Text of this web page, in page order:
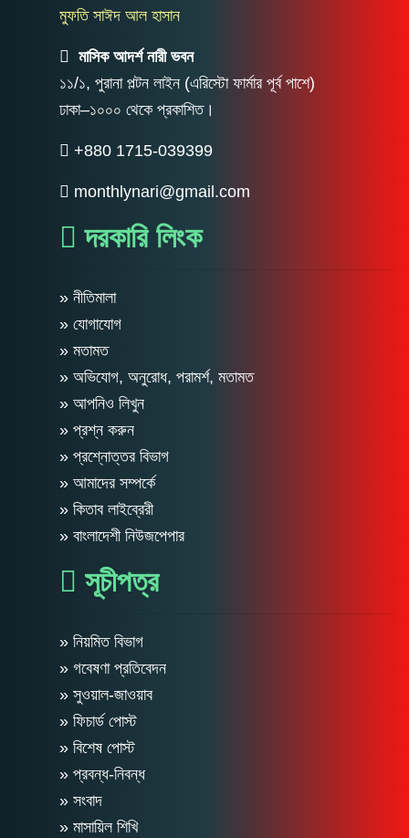
মুফতি সাঈদ আল হাসান
মাসিক আদর্শ নারী ভবন
১১/১, পুরানা পল্টন লাইন (এরিস্টো ফার্মার পূর্ব পাশে)
ঢাকা–১০০০ থেকে প্রকাশিত।
+880 1715-039399
monthlynari@gmail.com
দরকারি লিংক
» নীতিমালা
» যোগাযোগ
» মতামত
» অভিযোগ, অনুরোধ, পরামর্শ, মতামত
» আপনিও লিখুন
» প্রশ্ন করুন
» প্রশ্নোত্তর বিভাগ
» আমাদের সম্পর্কে
» কিতাব লাইব্রেরী
» বাংলাদেশী নিউজপেপার
সূচীপত্র
» নিয়মিত বিভাগ
» গবেষণা প্রতিবেদন
» সুওয়াল-জাওয়াব
» ফিচার্ড পোস্ট
» বিশেষ পোস্ট
» প্রবন্ধ-নিবন্ধ
» সংবাদ
» মাসায়িল শিখি